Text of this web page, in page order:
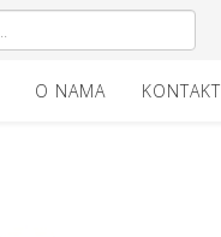
O NAMA KONTAKT